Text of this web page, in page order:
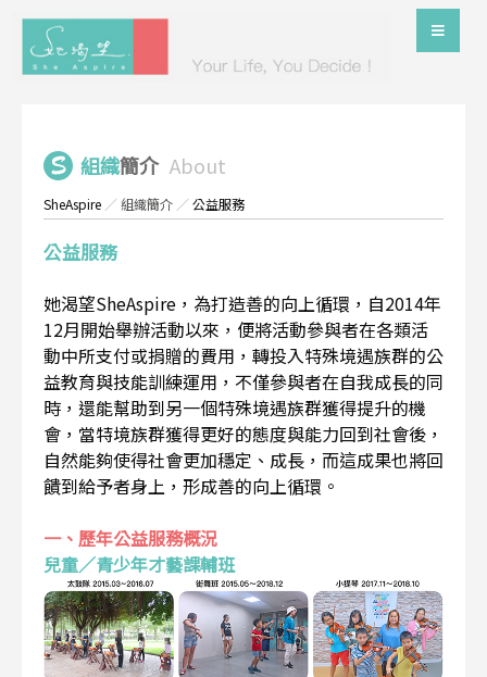
組織簡介 About
SheAspire ／組織簡介 ／公益服務
公益服務
她渴望SheAspire，為打造善的向上循環，自2014年
12月開始舉辦活動以來，便將活動參與者在各類活
動中所支付或捐贈的費用，轉投入特殊境遇族群的公
益教育與技能訓練運用，不僅參與者在自我成長的同
時，還能幫助到另一個特殊境遇族群獲得提升的機
會，當特境族群獲得更好的態度與能力回到社會後，
自然能夠使得社會更加穩定、成長，而這成果也將回
饋到給予者身上，形成善的向上循環。
一、歷年公益服務概況
兒童／青少年才藝課輔班